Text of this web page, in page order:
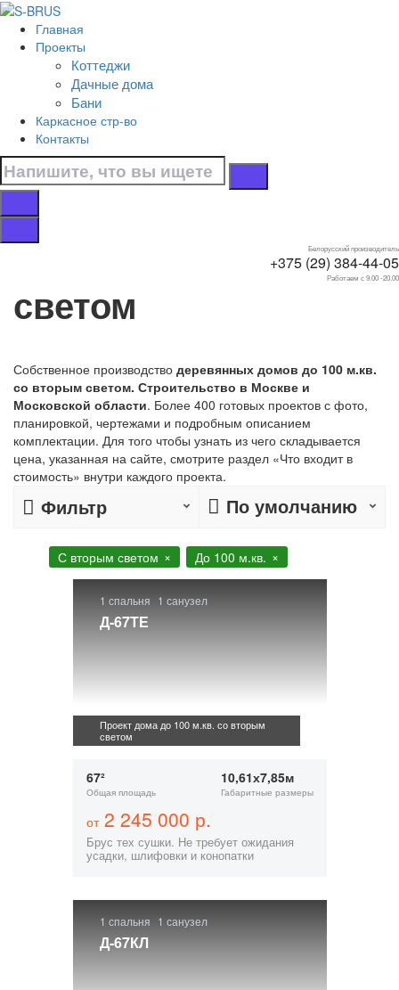
Перейти к контенту
Главная
Проекты
Коттеджи
Дачные дома
Бани
Каркасное стр-во
Контакты
Белорусский производитель
+375 (29) 384-44-05
Работаем с 9.00 -20.00
Главная
С вторым светом
Небольшие, до 100 м.кв.
Дома небольшие, до
100 м.кв. с вторым
светом
Собственное производство деревянных домов до 100 м.кв.
со вторым светом. Строительство в Москве и
Московской области. Более 400 готовых проектов с фото,
планировкой, чертежами и подробным описанием
комплектации. Для того чтобы узнать из чего складывается
цена, указанная на сайте, смотрите раздел «Что входит в
стоимость» внутри каждого проекта.
Фильтр По умолчанию
С вторым светом До 100 м.кв.
1 спальня 1 санузел
Д-67ТЕ
Проект дома до 100 м.кв. со вторым
светом
67²
Общая площадь
10,61х7,85м
Габаритные размеры
от2 245 000 р.
Брус тех сушки. Не требует ожидания
усадки, шлифовки и конопатки
1 спальня 1 санузел
Д-67КЛ